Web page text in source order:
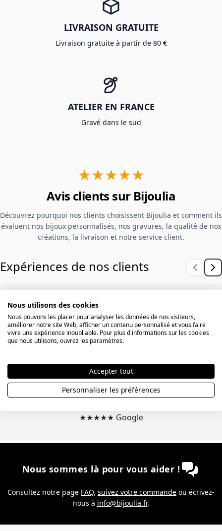
LIVRAISON GRATUITE
Livraison gratuite à partir de 80 €
ATELIER EN FRANCE
Gravé dans le sud
★★★★★
Avis clients sur Bijoulia
Découvrez pourquoi nos clients choisissent Bijoulia et comment ils
évaluent nos bijoux personnalisés, nos gravures, la qualité de nos
créations, la livraison et notre service client.
Expériences de nos clients
Réponse rapide à mes e-mails,
livraison dans les délais et qualité
irréprochable. Je recommande
bracelets.
★★★★★ Google
Nous sommes là pour vous aider !
Consultez notre page FAQ, suivez votre commande ou écrivez-
nous à info@bijoulia.fr.
Nous utilisons des cookies
Nous pouvons les placer pour analyser les données de nos visiteurs,
améliorer notre site Web, afficher un contenu personnalisé et vous faire
vivre une expérience inoubliable. Pour plus d'informations sur les cookies
que nous utilisons, ouvrez les paramètres.
Accepter tout
Personnaliser les préférences